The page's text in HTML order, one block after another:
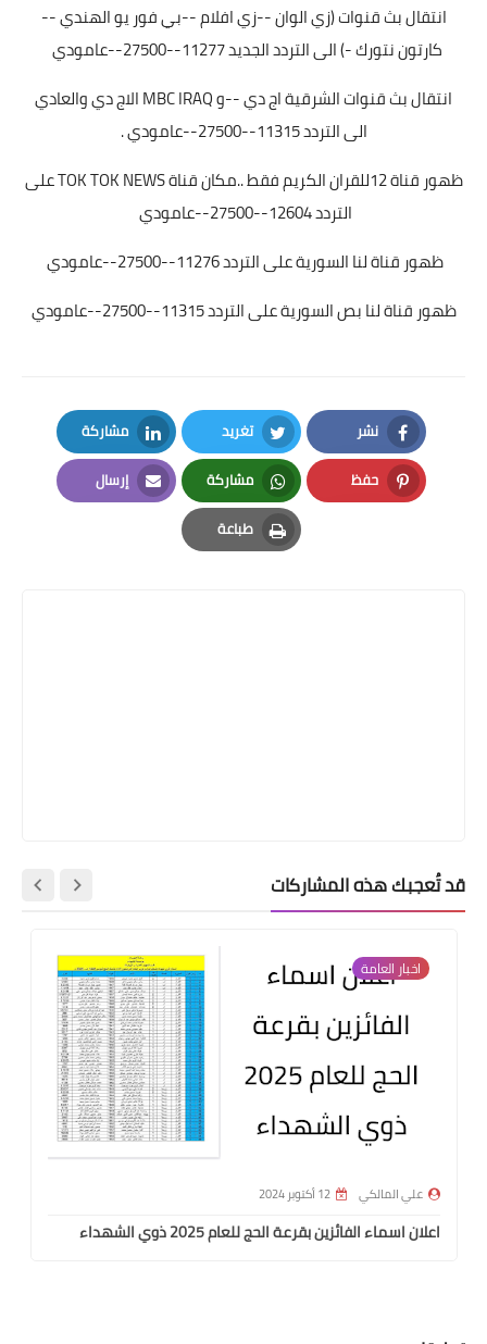
انتقال بث قنوات (زي الوان --زي افلام --بي فور يو الهندي --
كارتون نتورك -) الى التردد الجديد 11277--27500--عامودي
انتقال بث قنوات الشرقية اج دي --و MBC IRAQ الاج دي والعادي
الى التردد 11315--27500--عامودي .
ظهور قناة 12للقران الكريم فقط ..مكان قناة TOK TOK NEWS على
التردد 12604--27500--عامودي
ظهور قناة لنا السورية على التردد 11276--27500--عامودي
ظهور قناة لنا بص السورية على التردد 11315--27500--عامودي
نشر
Facebook
تغريد
Twitter
مشاركة
LinkedIn
حفظ
Pinterest
مشاركة
Whatsapp
إرسال
Email
طباعة
Print
قد تُعجبك هذه المشاركات
اخبار العامة
علي المالكي 12 أكتوبر 2024
اعلان اسماء الفائزين بقرعة الحج للعام 2025 ذوي الشهداء